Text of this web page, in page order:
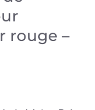
rouge –